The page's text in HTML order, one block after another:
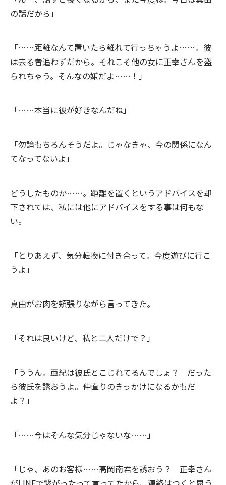
の話だから」
「……距離なんて置いたら離れて行っちゃうよ……。彼
は去る者追わずだから。それこそ他の女に正幸さんを盗
られちゃう。そんなの嫌だよ……！」
「……本当に彼が好きなんだね」
「勿論もちろんそうだよ。じゃなきゃ、今の関係になん
てなってないよ」
どうしたものか……。距離を置くというアドバイスを却
下されては、私には他にアドバイスをする事は何もな
い。
「とりあえず、気分転換に付き合って。今度遊びに行こ
うよ」
真由がお肉を頬張りながら言ってきた。
「それは良いけど、私と二人だけで？」
「ううん。亜紀は彼氏とこじれてるんでしょ？ だった
ら彼氏を誘おうよ。仲直りのきっかけになるかもだ
よ？」
「……今はそんな気分じゃないな……」
「じゃ、あのお客様……高岡南君を誘おう？ 正幸さん